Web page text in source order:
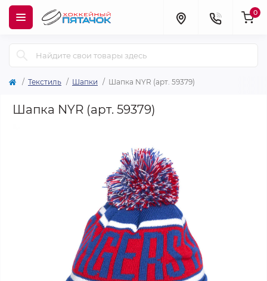
0
Текстиль Шапки Шапка NYR (арт. 59379)
Шапка NYR (арт. 59379)